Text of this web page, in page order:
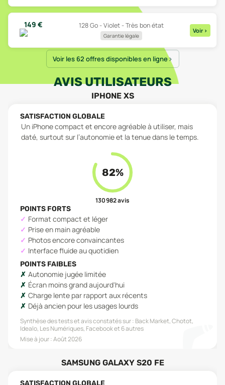
149 € 128 Go - Violet - Très bon état
Garantie légale
Voir >
Voir les 62 offres disponibles en ligne
AVIS UTILISATEURS
IPHONE XS
SATISFACTION GLOBALE
Un iPhone compact et encore agréable à utiliser, mais
daté, surtout sur l’autonomie et la tenue dans le temps.
82%
130 982avis
POINTS FORTS
Format compact et léger
Prise en main agréable
Photos encore convaincantes
Interface fluide au quotidien
POINTS FAIBLES
Autonomie jugée limitée
Écran moins grand aujourd'hui
Charge lente par rapport aux récents
Déjà ancien pour les usages lourds
Synthèse des tests et avis constatés sur : Back Market, Chotot,
Idealo, Les Numériques, Facebooket 6 autres
Mise à jour :Août 2026
SAMSUNG GALAXY S20 FE
SATISFACTION GLOBALE